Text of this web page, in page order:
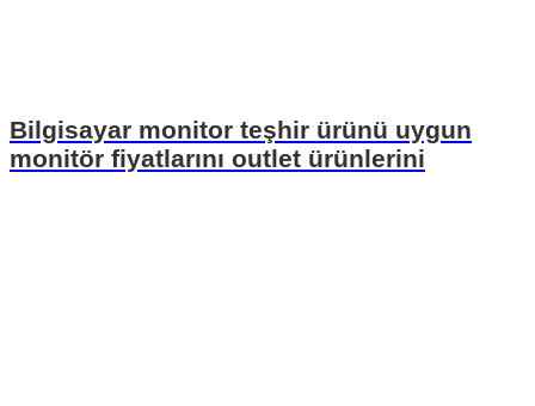
Bilgisayar monitor teşhir ürünü uygun
monitör fiyatlarını outlet ürünlerini